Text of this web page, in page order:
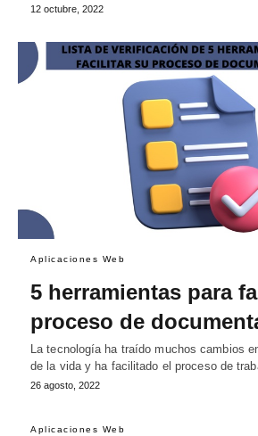
12 octubre, 2022
Aplicaciones Web
5 herramientas para
proceso de
La tecnología ha traído muchos cambios
de la vida y ha facilitado el proceso de
26 agosto, 2022
Aplicaciones Web